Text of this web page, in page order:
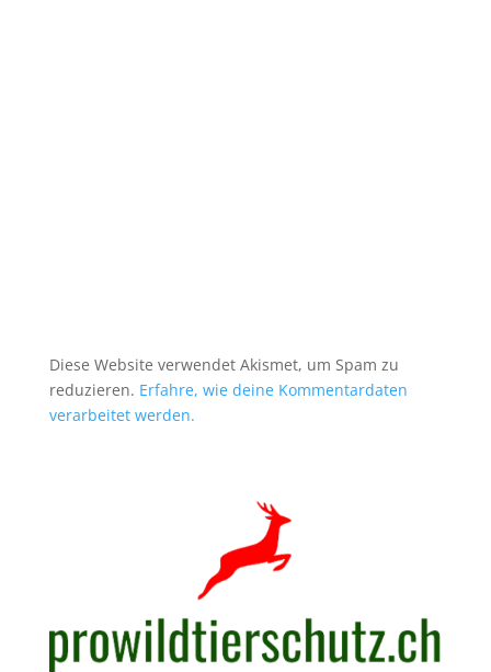
Diese Website verwendet Akismet, um Spam zu
reduzieren. Erfahre, wie deine Kommentardaten
verarbeitet werden.